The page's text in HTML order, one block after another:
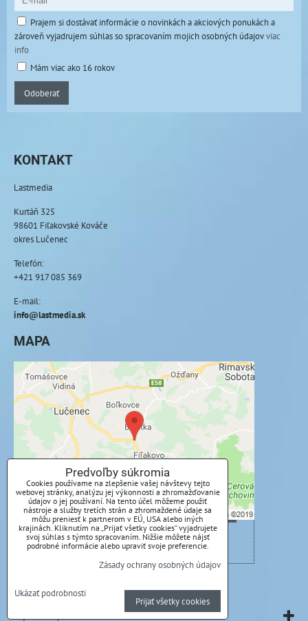
Prajem si dostávať informácie o novinkách a akciových ponukách a
zároveň vyjadrujem súhlas so spracovaním mojich osobných údajovviac
info
Mám viac ako 16 rokov
Odoberať
KONTAKT
Lastmedia
Kurtáň 325
98601 Fiľakovské Kováče
okres Lučenec
Telefón:
+421 917 085 369
E-mail:
info@lastmedia.sk
MAPA
Externý obsah je blokovaný Voľbami
súkromia
Prajete si načítať externý obsah?
Povoliť tentokrát
Povoliť a zapamätať - súhlas s druhom cookie:
Funkčné
Otvoriť obsah v novom okne
Vytvorené pomocou:BiznisWeb.sk
Predvoľby súkromia
Cookies používame na zlepšenie vašej návštevy tejto
webovej stránky, analýzu jej výkonnosti a zhromažďovanie
údajov o jej používaní. Na tento účel môžeme použiť
nástroje a služby tretích strán a zhromaždené údaje sa
môžu preniesť k partnerom v EÚ, USA alebo iných
krajinách. Kliknutím na „Prijať všetky cookies“ vyjadrujete
svoj súhlas s týmto spracovaním. Nižšie môžete nájsť
podrobné informácie alebo upraviť svoje preferencie.
Zásady ochrany osobných údajov
Ukázať podrobnosti
Prijať všetky cookies